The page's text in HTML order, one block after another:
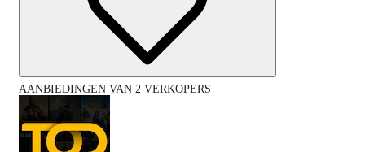
AANBIEDINGEN VAN 2 VERKOPERS